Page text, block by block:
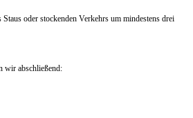
oder stockenden Verkehrs um mindestens drei
wir abschließend: